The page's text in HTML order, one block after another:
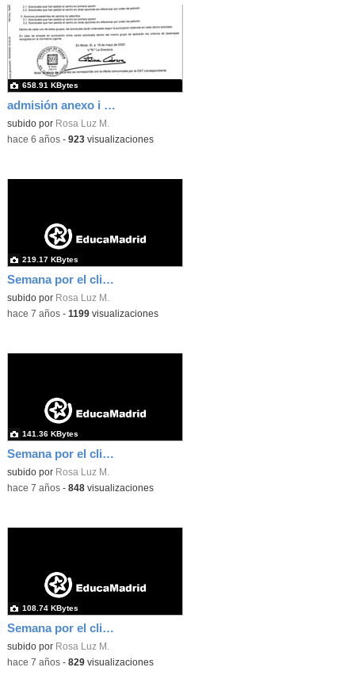
admisión anexo i pag.2
subido por Rosa Luz M.
658.91 KBytes
-hace 6 años- 923visualizaciones
Semana por el clima 1
subido por Rosa Luz M.
219.17 KBytes
-hace 7 años- 1199visualizaciones
Semana por el clima 3
subido por Rosa Luz M.
141.36 KBytes
-hace 7 años- 848visualizaciones
Semana por el clima 2
subido por Rosa Luz M.
108.74 KBytes
-hace 7 años- 829visualizaciones